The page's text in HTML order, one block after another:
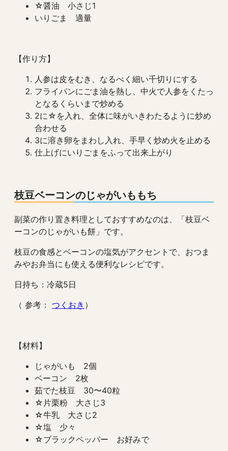
☆醤油 小さじ1
いりごま 適量
【作り方】
人参は皮をむき、なるべく細い千切りにする
フライパンにごま油を熱し、中火で人参をくたっ
となるくらいまで炒める
2に☆を入れ、全体に味がいきわたるように炒め
合わせる
3に溶き卵をまわし入れ、手早く炒め火を止める
仕上げにいりごまをふって出来上がり
枝豆ベーコンのじゃがいももち
副菜の作り置き料理としておすすめなのは、「枝豆ベ
ーコンのじゃがいも餅」です。
枝豆の食感とベーコンの塩気がアクセントで、おつま
みやお弁当にも使える便利なレシピです。
日持ち：冷蔵5日
（ 参考： つくおき ）
【材料】
じゃがいも 2個
ベーコン 2枚
茹でた枝豆 30〜40粒
☆片栗粉 大さじ3
☆牛乳 大さじ2
☆塩 少々
☆ブラックペッパー お好みで